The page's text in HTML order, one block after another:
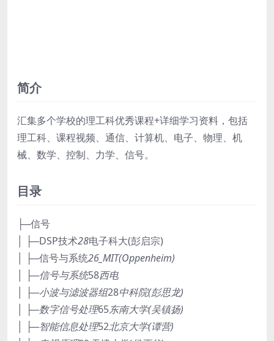
简介
汇集多个学校的理工科优秀课程+详细学习资料，包括
理工科、课程视频、通信、计算机、电子、物理、机
械、数学、控制、力学、信号。
目录
├─信号
│ ├─DSP技术28电子科大(彭启宗)
│ ├─信号与系统26_MIT(Oppenheim)
│ ├─信号与系统58西电
│ ├─小波与滤波器组28中科院(彭思龙)
│ ├─数字信号处理65东南大学(吴镇扬)
│ ├─智能信息处理52北京大学(谭营)